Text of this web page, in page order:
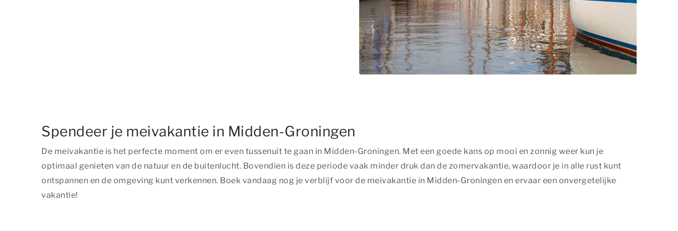
Spendeer je meivakantie in Midden-Groningen
De meivakantie is het perfecte moment om er even tussenuit te gaan in Midden-Groningen. Met een goede kans op mooi en zonnig weer kun je
optimaal genieten van de natuur en de buitenlucht. Bovendien is deze periode vaak minder druk dan de zomervakantie, waardoor je in alle rust kunt
ontspannen en de omgeving kunt verkennen. Boek vandaag nog je verblijf voor de meivakantie in Midden-Groningen en ervaar een onvergetelijke
vakantie!